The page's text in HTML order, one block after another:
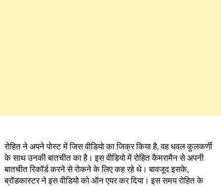
रोहित ने अपने पोस्ट में जिस वीडियो का जिक्र किया है, वह धवल कुलकर्णी
के साथ उनकी बातचीत का है। इस वीडियो में रोहित कैमरामैन से अपनी
बातचीत रिकॉर्ड करने से रोकने के लिए कह रहे थे। बावजूद इसके,
ब्रॉडकास्टर ने इस वीडियो को ऑन एयर कर दिया। इस समय रोहित के